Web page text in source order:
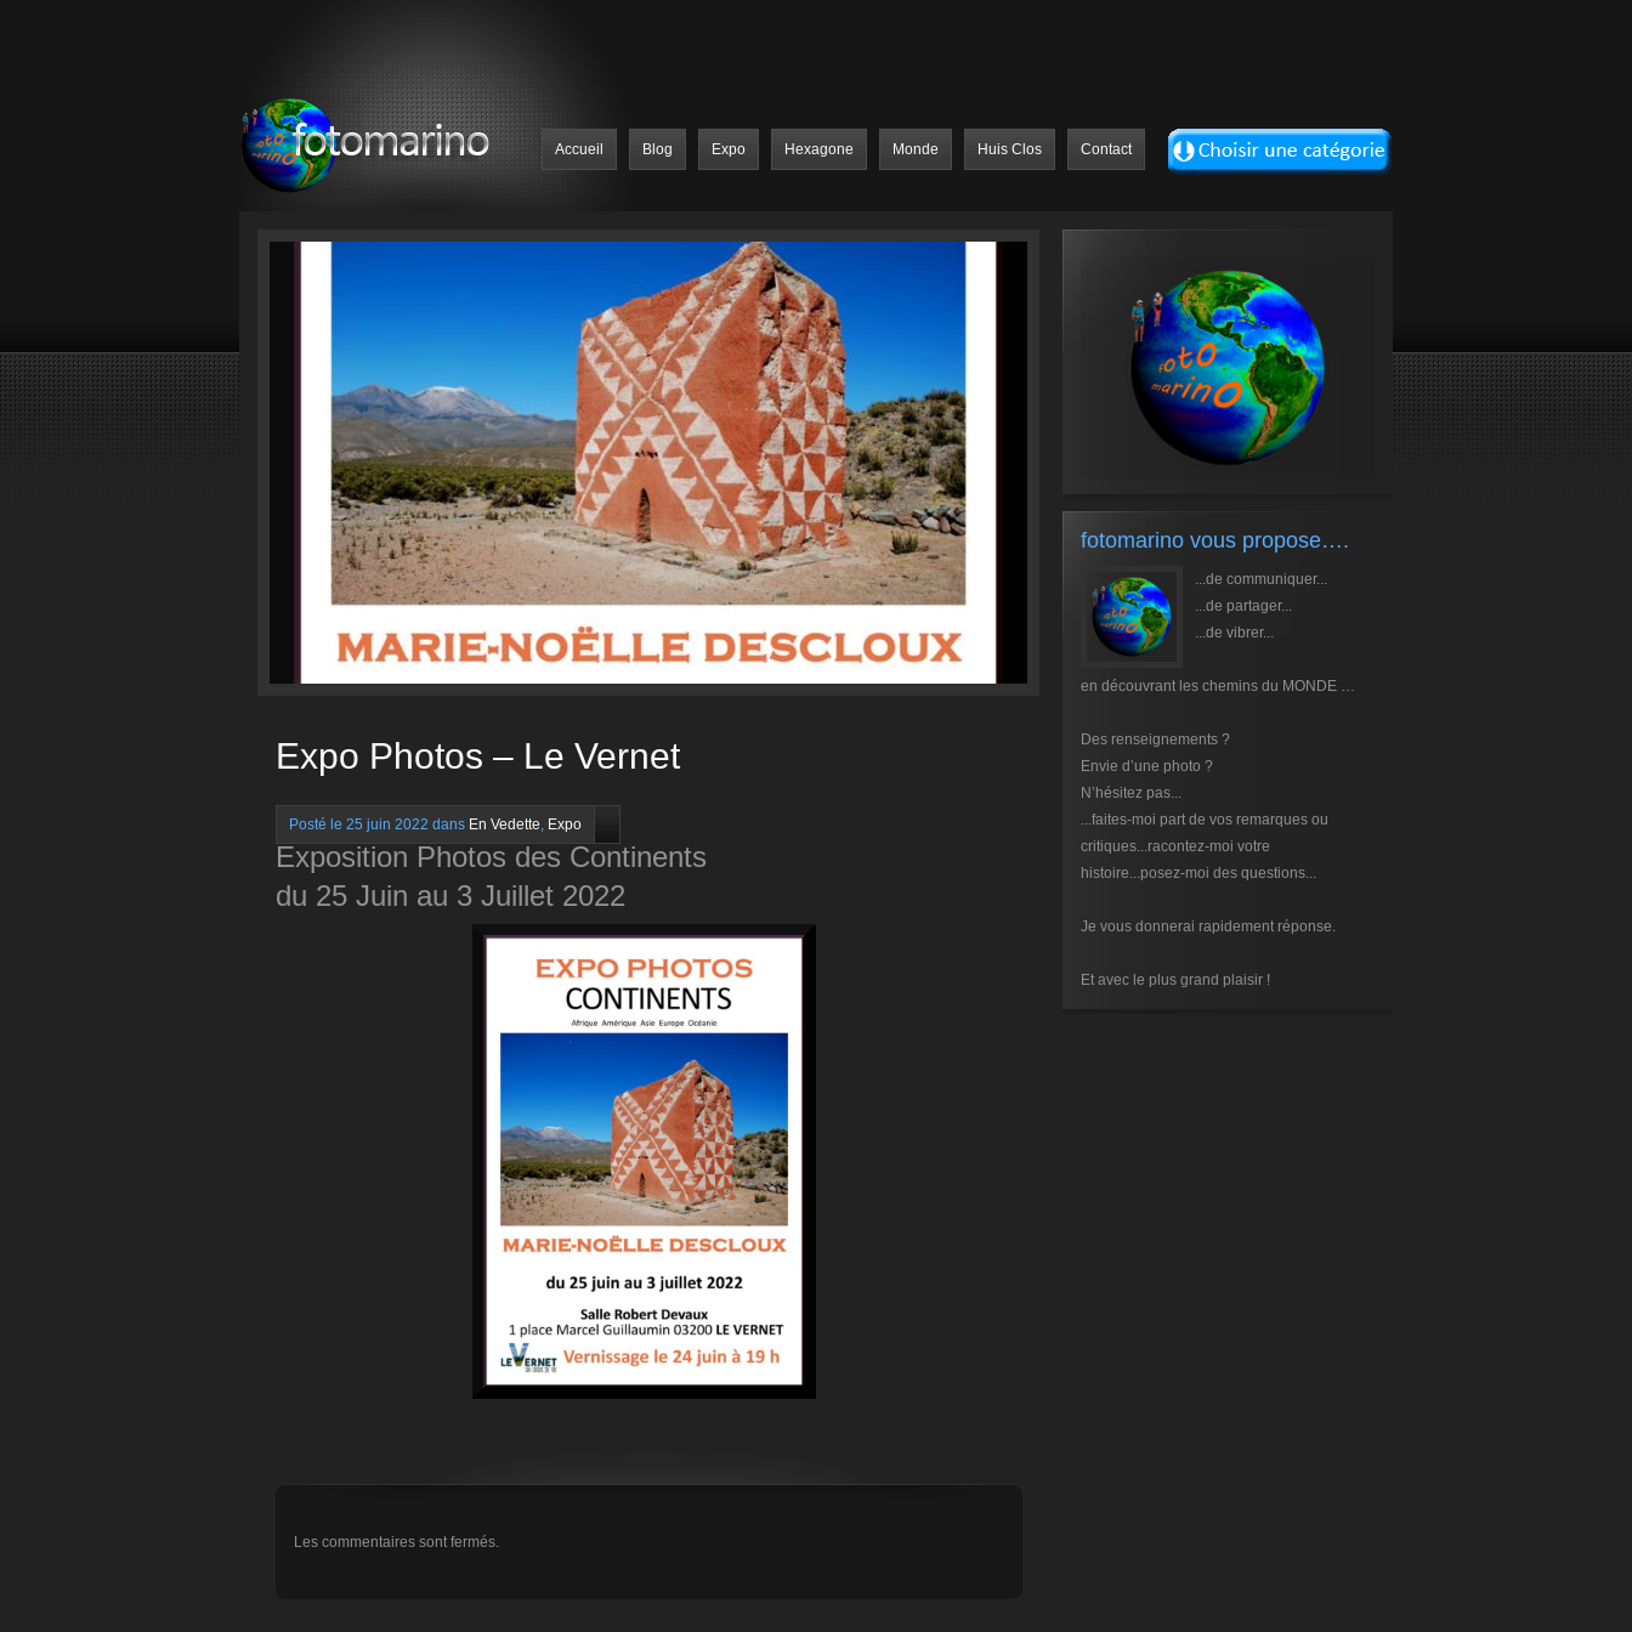
Accueil Blog Expo Hexagone Monde Huis Clos Contact
Expo Photos – Le Vernet
Posté le 25 juin 2022 dans En Vedette, Expo
Exposition Photos des Continents
du 25 Juin au 3 Juillet 2022
Les commentaires sont fermés.
fotomarino vous propose….
...de communiquer...
...de partager...
...de vibrer...
en découvrant les chemins du MONDE …
Des renseignements ?
Envie d’une photo ?
N’hésitez pas...
...faites-moi part de vos remarques ou
critiques...racontez-moi votre
histoire...posez-moi des questions...
Je vous donnerai rapidement réponse.
Et avec le plus grand plaisir !